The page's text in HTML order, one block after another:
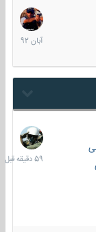
22
آبان
1392
59
دقیقه
قبل